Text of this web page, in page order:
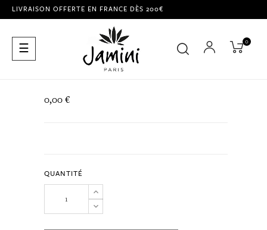
LIVRAISON OFFERTE EN FRANCE DÈS 200€
Basculer
la
☰ 0
0,00 €
QUANTITÉ